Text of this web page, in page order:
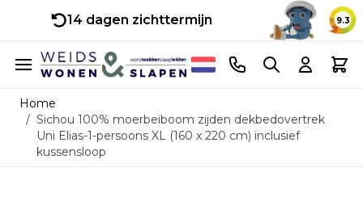
14 dagen zichttermijn 9.3
Ga naar de inhoud
Telefoonnummer
Search Cart
Home
/ Sichou 100% moerbeiboom zijden dekbedovertrek
Uni Elias-1-persoons XL (160 x 220 cm) inclusief
kussensloop